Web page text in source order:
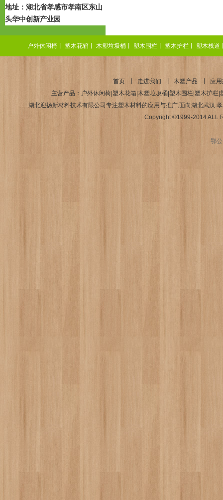
地址： 湖北省孝感市孝南区东山
头华中创新产业园
户外休闲椅 塑木花箱 木塑垃圾桶 塑木围栏 塑木护栏 塑木栈道
首页 走进我们 木塑产品
应
主营产品：户外休闲椅|塑木花箱|木塑垃圾桶|塑木围栏|塑木护
湖北迎扬新材料技术有限公司专注塑木材料的应用与推广,面向湖北武汉.
Copyright ©1999-2014 ALL
鄂